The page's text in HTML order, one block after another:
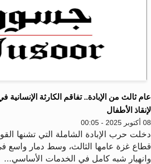
ثالث من الإبادة.. تفاقم الكارثة الإنسانية
الأطفال
- 00:05
حرب الإبادة الشاملة التي تشنها
غزة عامها الثالث، وسط دمار واسع في
شبه كامل في الخدمات الأساسي...